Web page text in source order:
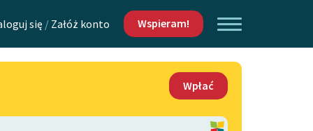
się / Załóż konto Wspieram!
Kontakt
Wpłać